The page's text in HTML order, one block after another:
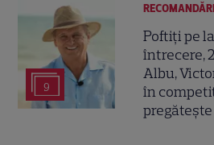
9
RECOMANDĂRI
Poftiți pe
întrecere,
Albu,
în